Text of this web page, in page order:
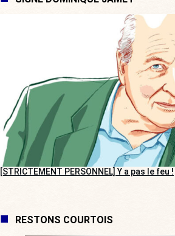
[STRICTEMENT PERSONNEL] Y a pas le feu !
RESTONS COURTOIS